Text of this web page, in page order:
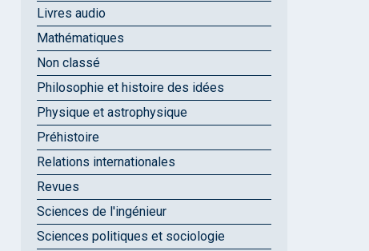
Livres audio
Mathématiques
Non classé
Philosophie et histoire des idées
Physique et astrophysique
Préhistoire
Relations internationales
Revues
Sciences de l'ingénieur
Sciences politiques et sociologie